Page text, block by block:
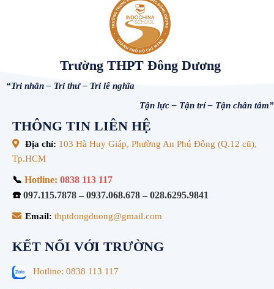
Trường THPT Đông Dương
“Tri nhân – Tri thư – Tri lễ nghĩa
Tận lực – Tận trí – Tận chân tâm”
THÔNG TIN LIÊN HỆ
Địa chỉ: 103 Hà Huy Giáp, Phường An Phú Đông (Q.12 cũ),
Tp.HCM
📞 Hotline: 0838 113 117
☎️ 097.115.7878–0937.068.678–028.6295.9841
Email: thptdongduong@gmail.com
KẾT NỐI VỚI TRƯỜNG
Hotline: 0838 113 117